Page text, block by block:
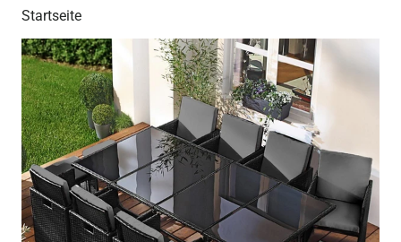
Startseite